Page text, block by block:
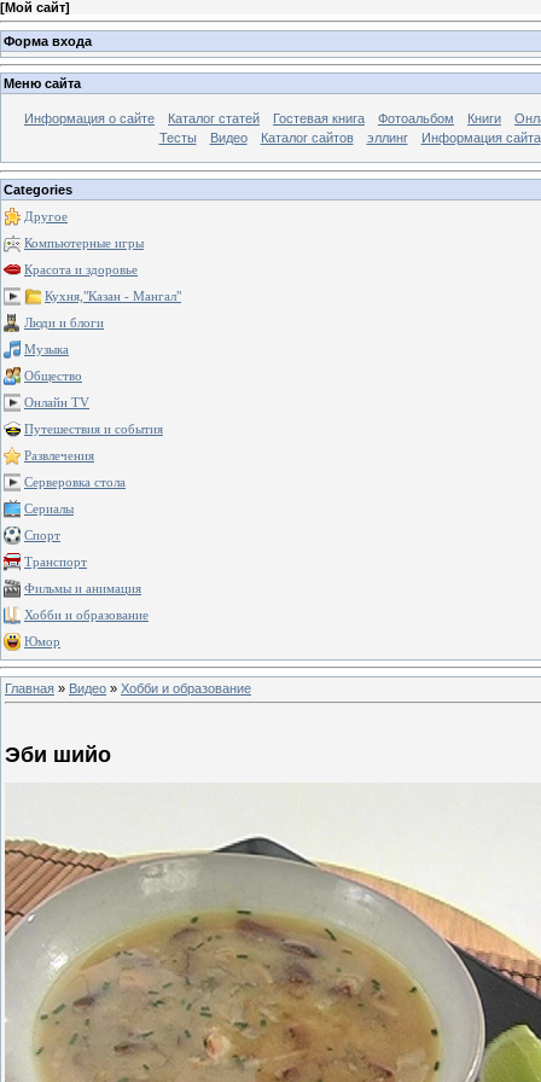
[Мой сайт]
Форма входа
Меню сайта
Информация о сайте Каталог статей Гостевая книга Фотоальбом Книги
Тесты
Видео Каталог сайтов эллинг Информация сайта
Categories
Другое
Компьютерные игры
Красота и здоровье
Кухня,"Казан - Мангал"
Люди и блоги
Музыка
Общество
Онлайн TV
Путешествия и события
Развлечения
Серверовка стола
Сериалы
Спорт
Транспорт
Фильмы и анимация
Хобби и образование
Юмор
Главная » Видео » Хобби и образование
Эби шийо